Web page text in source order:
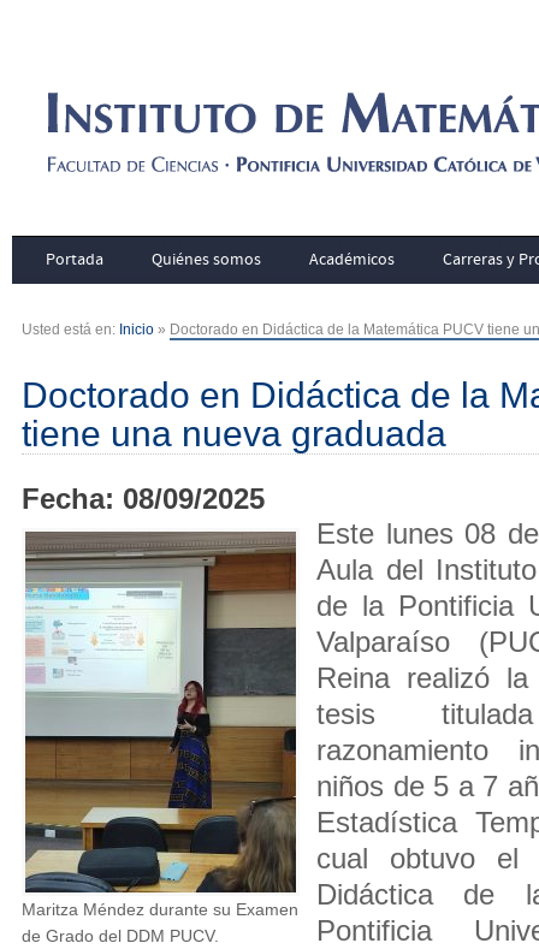
Portada Quiénes somos Académicos Carreras y
Usted está en: Inicio » Doctorado en Didáctica de la Matemática PUCV tiene
Doctorado en Didáctica de la
tiene una nueva graduada
Fecha: 08/09/2025
Maritza Méndez durante su Examen
de Grado del DDM PUCV.
Este lunes 08
Aula del
de la Pontificia
Valparaíso
Reina realizó
tesis
razonamiento
niños de 5 a 7
Estadística
cual obtuvo el
Didáctica de
Pontificia